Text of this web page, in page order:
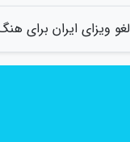
لغو ویزای ایران برای